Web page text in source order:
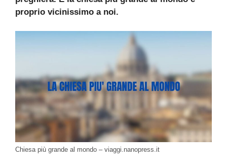
proprio vicinissimo a noi.
Chiesa più grande al mondo – viaggi.nanopress.it